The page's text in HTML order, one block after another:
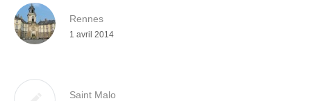
Rennes
1 avril 2014
Saint Malo